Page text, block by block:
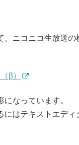
、ニコニコ生放送
β）
なっています。
にはテキストエディ